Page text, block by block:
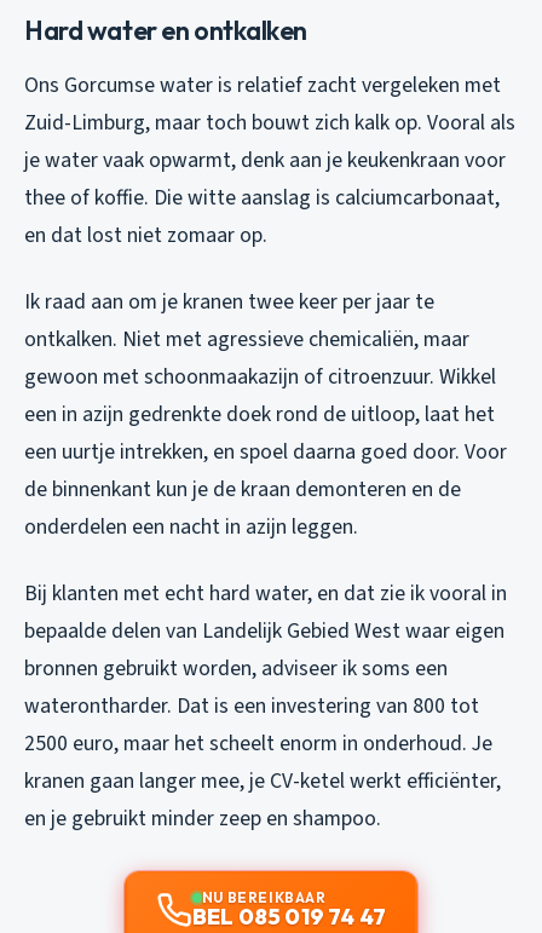
Hard water en ontkalken
Ons Gorcumse water is relatief zacht vergeleken met
Zuid-Limburg, maar toch bouwt zich kalk op. Vooral als
je water vaak opwarmt, denk aan je keukenkraan voor
thee of koffie. Die witte aanslag is calciumcarbonaat,
en dat lost niet zomaar op.
Ik raad aan om je kranen twee keer per jaar te
ontkalken. Niet met agressieve chemicaliën, maar
gewoon met schoonmaakazijn of citroenzuur. Wikkel
een in azijn gedrenkte doek rond de uitloop, laat het
een uurtje intrekken, en spoel daarna goed door. Voor
de binnenkant kun je de kraan demonteren en de
onderdelen een nacht in azijn leggen.
Bij klanten met echt hard water, en dat zie ik vooral in
bepaalde delen van Landelijk Gebied West waar eigen
bronnen gebruikt worden, adviseer ik soms een
waterontharder. Dat is een investering van 800 tot
2500 euro, maar het scheelt enorm in onderhoud. Je
kranen gaan langer mee, je CV-ketel werkt efficiënter,
en je gebruikt minder zeep en shampoo.
NU BEREIKBAAR
BEL 085 019 74 47